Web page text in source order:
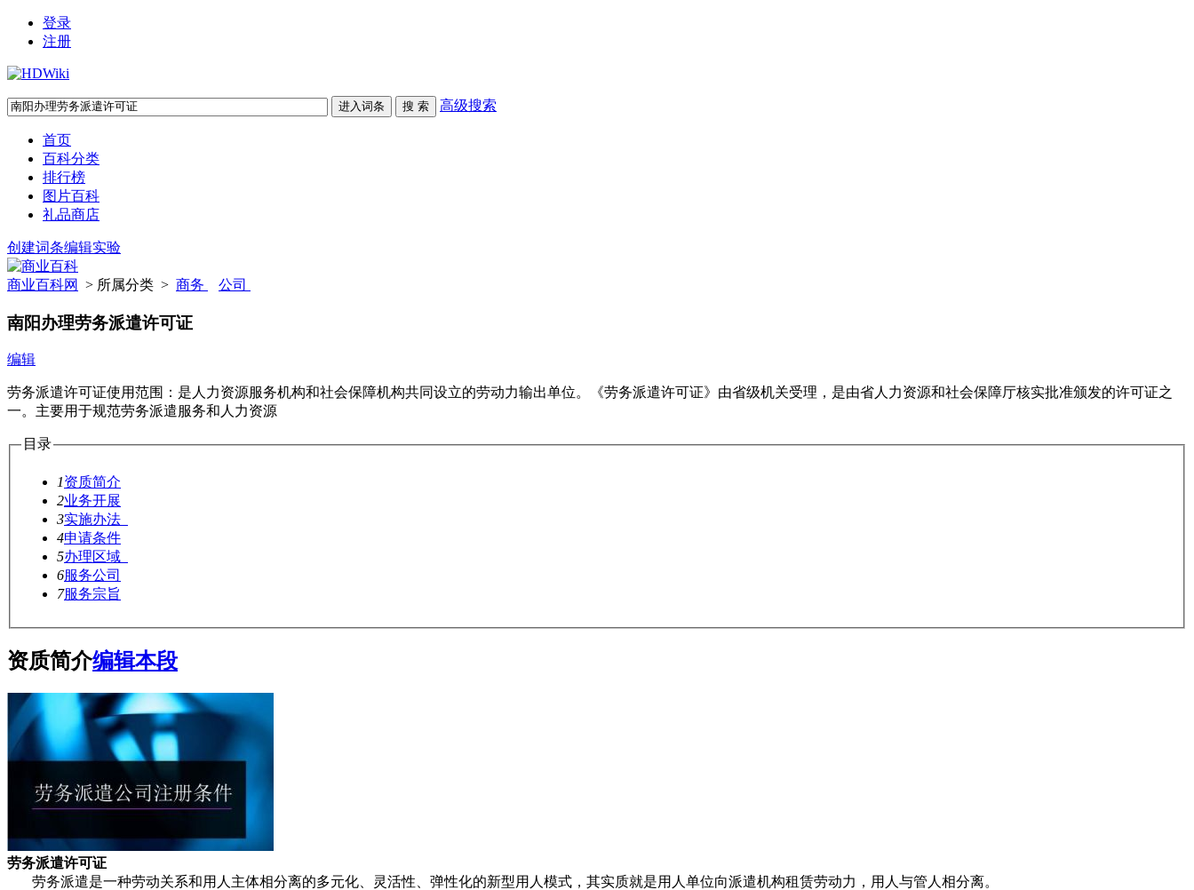
登录
注册
高级搜索
首页
百科分类
排行榜
图片百科
礼品商店
创建词条编辑实验
商业百科网 > 所属分类 > 商务 公司
南阳办理劳务派遣许可证
编辑
劳务派遣许可证使用范围：是人力资源服务机构和社会保障机构共同设立的劳动力输出单位。《劳务派遣许可证》由省级机关受理，是由省人力资源和社会保障厅核实批准颁发的许可证之
一。主要用于规范劳务派遣服务和人力资源
目录
1资质简介
2业务开展
3实施办法
4申请条件
5办理区域
6服务公司
7服务宗旨
资质简介编辑本段
劳务派遣许可证
劳务派遣是一种劳动关系和用人主体相分离的多元化、灵活性、弹性化的新型用人模式，其实质就是用人单位向派遣机构租赁劳动力，用人与管人相分离。